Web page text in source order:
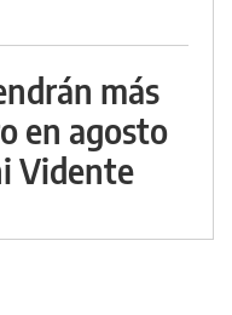
más
en agosto
Vidente